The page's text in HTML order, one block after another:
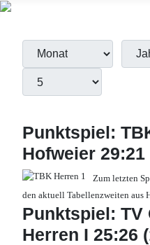
Filter
Monat Jahr
Punktspiel:
Hofweier 29:21
Zum letzten
den aktuell Tabellenzweiten aus
Punktspiel: TV
Herren I 25:26